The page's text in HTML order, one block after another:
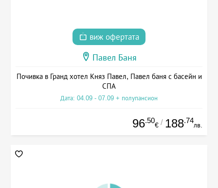
виж офертата
Павел Баня
Почивка в Гранд хотел Княз Павел, Павел баня с басейн и
СПА
Дата: 04.09 - 07.09 + полупансион
96.50
€ / 188.74
лв.